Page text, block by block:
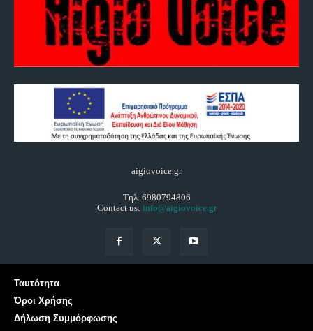
aigiovoice.gr
Τηλ. 6980794806
Contact us: info@aigiovoice.gr
Ταυτότητα
Όροι Χρήσης
Δήλωση Συμμόρφωσης